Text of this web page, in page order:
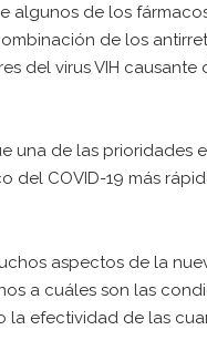
algunos de los
de los
del virus VIH causante
una de las prioridades
COVID-19 más
aspectos de la
a cuáles son las
la efectividad de las